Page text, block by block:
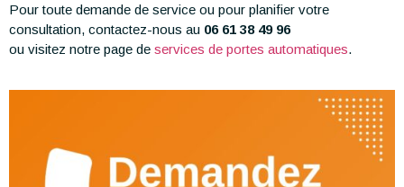
Pour toute demande de service ou pour planifier votre
consultation, contactez-nous au 06 61 38 49 96
ou visitez notre page de services de portes automatiques.